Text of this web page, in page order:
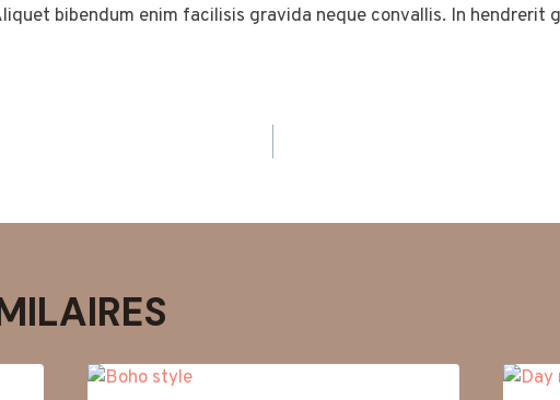
bibendum enim facilisis gravida neque convallis. In hendrerit